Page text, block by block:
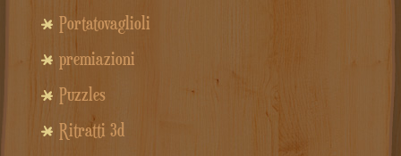
Portatovaglioli
premiazioni
Puzzles
Ritratti 3d